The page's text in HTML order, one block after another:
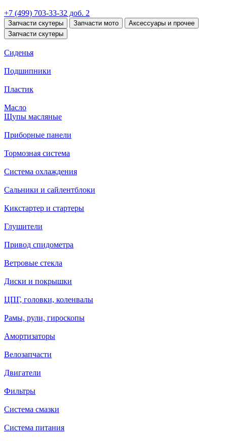
+7 (499) 703-33-32 доб. 2
Запчасти скутеры Запчасти мото
Аксессуары и прочее
Запчасти скутеры
Сиденья
Подшипники
Пластик
Масло
Щупы масляные
Приборные панели
Тормозная система
Система охлаждения
Сальники и сайлентблоки
Кикстартер и стартеры
Глушители
Привод спидометра
Ветровые стекла
Диски и покрышки
ЦПГ, головки, коленвалы
Рамы, рули, гироскопы
Амортизаторы
Велозапчасти
Двигатели
Фильтры
Система смазки
Система питания